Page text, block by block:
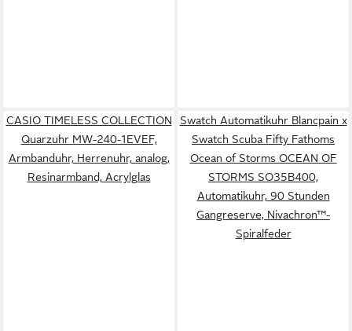
CASIO TIMELESS COLLECTION
Quarzuhr MW-240-1EVEF,
Armbanduhr, Herrenuhr, analog,
Resinarmband, Acrylglas
Swatch Automatikuhr Blancpain x
Swatch Scuba Fifty Fathoms
Ocean of Storms OCEAN OF
STORMS SO35B400,
Automatikuhr, 90 Stunden
Gangreserve, Nivachron™-
Spiralfeder